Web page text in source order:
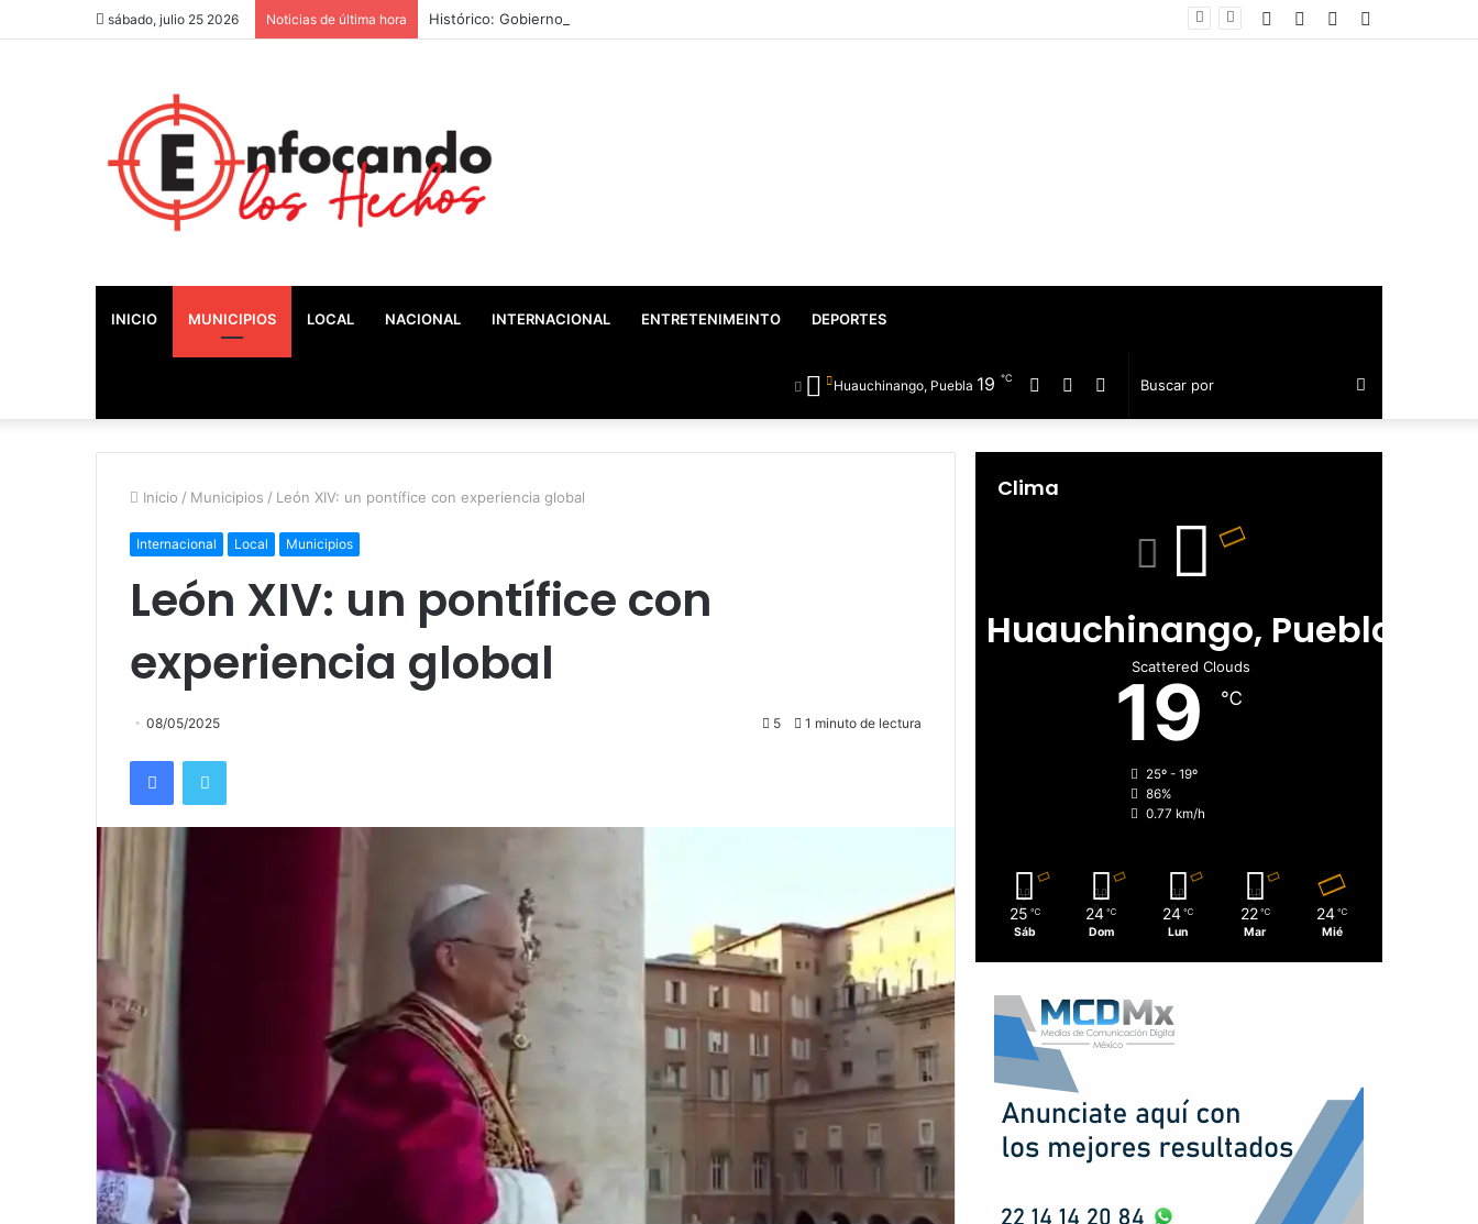
sábado, julio 25 2026 Noticias de última hora Histórico: Gobierno Federal y Estatal inician el rescate integral del Lago de Valsequillo Telegram
Twitter
Facebook
INICIO MUNICIPIOS LOCAL NACIONAL INTERNACIONAL ENTRETENIMEINTO DEPORTES
Buscar
por
Telegram
Twitter
Facebook
Huauchinango, Puebla 19 ℃
Inicio / Municipios / León XIV: un pontífice con experiencia global
Internacional Local Municipios
León XIV: un pontífice con
experiencia global
08/05/2025 5 1 minuto de lectura
FacebookTwitter
Clima
Huauchinango, Puebla
Scattered Clouds
19 ℃
25º - 19º
86%
0.77 km/h
25 ℃
Sáb
24 ℃
Dom
24 ℃
Lun
22 ℃
Mar
24 ℃
Mié